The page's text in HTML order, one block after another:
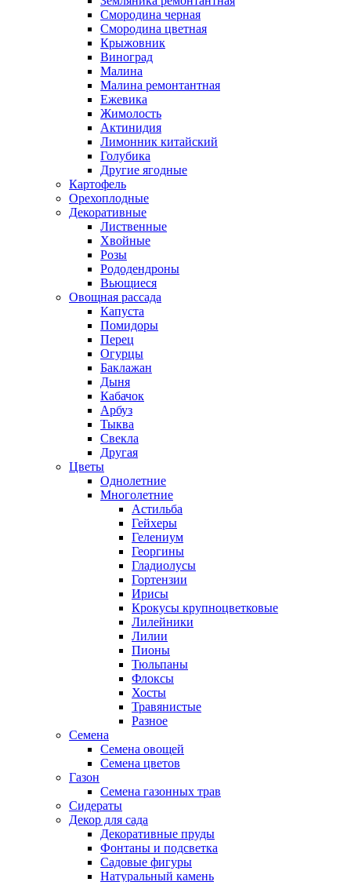
Смородина черная
Смородина цветная
Крыжовник
Виноград
Малина
Малина ремонтантная
Ежевика
Жимолость
Актинидия
Лимонник китайский
Голубика
Другие ягодные
Картофель
Орехоплодные
Декоративные
Лиственные
Хвойные
Розы
Рододендроны
Вьющиеся
Овощная рассада
Капуста
Помидоры
Перец
Огурцы
Баклажан
Дыня
Кабачок
Арбуз
Тыква
Свекла
Другая
Цветы
Однолетние
Многолетние
Астильба
Гейхеры
Гелениум
Георгины
Гладиолусы
Гортензии
Ирисы
Крокусы крупноцветковые
Лилейники
Лилии
Пионы
Тюльпаны
Флоксы
Хосты
Травянистые
Разное
Семена
Семена овощей
Семена цветов
Газон
Семена газонных трав
Сидераты
Декор для сада
Декоративные пруды
Фонтаны и подсветка
Садовые фигуры
Натуральный камень